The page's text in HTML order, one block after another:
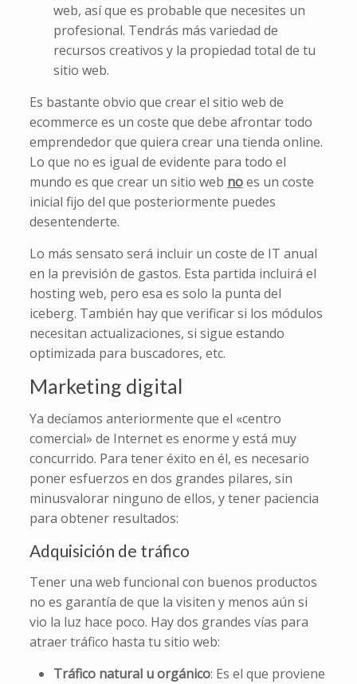
web, así que es probable que necesites un
profesional. Tendrás más variedad de
recursos creativos y la propiedad total de tu
sitio web.
Es bastante obvio que crear el sitio web de
ecommerce es un coste que debe afrontar todo
emprendedor que quiera crear una tienda online.
Lo que no es igual de evidente para todo el
mundo es que crear un sitio web noes un coste
inicial fijo del que posteriormente puedes
desentenderte.
Lo más sensato será incluir un coste de IT anual
en la previsión de gastos. Esta partida incluirá el
hosting web, pero esa es solo la punta del
iceberg. También hay que verificar si los módulos
necesitan actualizaciones, si sigue estando
optimizada para buscadores, etc.
Marketing digital
Ya decíamos anteriormente que el «centro
comercial» de Internet es enorme y está muy
concurrido. Para tener éxito en él, es necesario
poner esfuerzos en dos grandes pilares, sin
minusvalorar ninguno de ellos, y tener paciencia
para obtener resultados:
Adquisición de tráfico
Tener una web funcional con buenos productos
no es garantía de que la visiten y menos aún si
vio la luz hace poco. Hay dos grandes vías para
atraer tráfico hasta tu sitio web:
Tráfico natural u orgánico: Es el que proviene